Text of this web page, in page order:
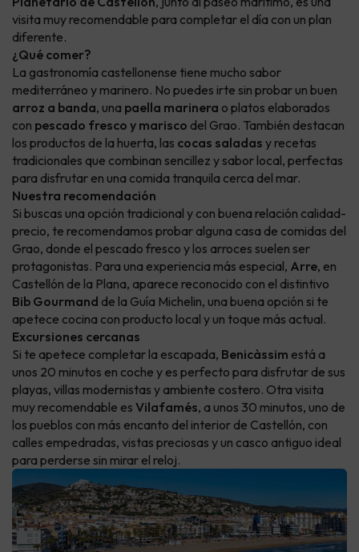
visita muy recomendable para completar el día con un plan
diferente.
¿Qué comer?
La gastronomía castellonense tiene mucho sabor
mediterráneo y marinero. No puedes irte sin probar un buen
arroz a banda, una paella marinera o platos elaborados
con pescado fresco y marisco del Grao. También destacan
los productos de la huerta, las cocas saladas y recetas
tradicionales que combinan sencillez y sabor local, perfectas
para disfrutar en una comida tranquila cerca del mar.
Nuestra recomendación
Si buscas una opción tradicional y con buena relación calidad-
precio, te recomendamos probar alguna casa de comidas del
Grao, donde el pescado fresco y los arroces suelen ser
protagonistas. Para una experiencia más especial, Arre, en
Castellón de la Plana, aparece reconocido con el distintivo
Bib Gourmand de la Guía Michelin, una buena opción si te
apetece cocina con producto local y un toque más actual.
Excursiones cercanas
Si te apetece completar la escapada, Benicàssim está a
unos 20 minutos en coche y es perfecto para disfrutar de sus
playas, villas modernistas y ambiente costero. Otra visita
muy recomendable es Vilafamés, a unos 30 minutos, uno de
los pueblos con más encanto del interior de Castellón, con
calles empedradas, vistas preciosas y un casco antiguo ideal
para perderse sin mirar el reloj.